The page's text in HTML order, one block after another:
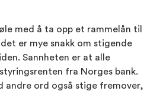
med å ta opp et rammelån til
er mye snakk om stigende
Sannheten er at alle
fra Norges bank.
andre ord også stige fremover,